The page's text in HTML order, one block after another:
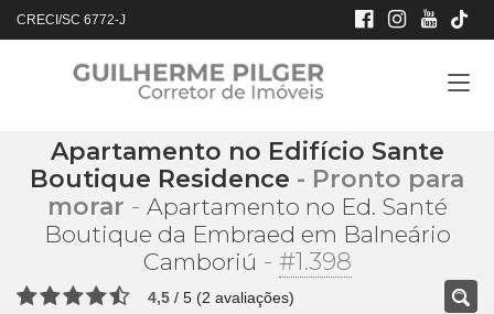
CRECI/SC 6772-J
Apartamento no Edifício Sante
Boutique Residence - Pronto para
morar - Apartamento no Ed. Santé
Boutique da Embraed em Balneário
Camboriú - #1.398
4,5 / 5 (2 avaliações)